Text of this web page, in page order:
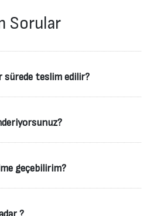
Sorular
sürede teslim edilir?
geçebilirim?